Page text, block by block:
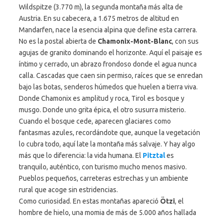
Wildspitze (3.770 m), la segunda montaña más alta de
Austria. En su cabecera, a 1.675 metros de altitud en
Mandarfen, nace la esencia alpina que define esta carrera.
No es la postal abierta de Chamonix-Mont-Blanc, con sus
agujas de granito dominando el horizonte. Aquí el paisaje es
íntimo y cerrado, un abrazo frondoso donde el agua nunca
calla. Cascadas que caen sin permiso, raíces que se enredan
bajo las botas, senderos húmedos que huelen a tierra viva.
Donde Chamonix es amplitud y roca, Tirol es bosque y
musgo. Donde uno grita épica, el otro susurra misterio.
Cuando el bosque cede, aparecen glaciares como
fantasmas azules, recordándote que, aunque la vegetación
lo cubra todo, aquí late la montaña más salvaje. Y hay algo
más que lo diferencia: la vida humana. El Pitztales
tranquilo, auténtico, con turismo mucho menos masivo.
Pueblos pequeños, carreteras estrechas y un ambiente
rural que acoge sin estridencias.
Como curiosidad. En estas montañas apareció Ötzi, el
hombre de hielo, una momia de más de 5.000 años hallada